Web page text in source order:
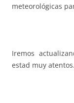
meteorológicas
Iremos
estad muy atentos.